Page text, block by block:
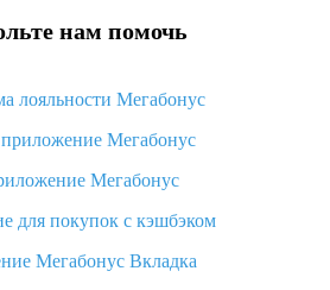
просит ввести паспортные
пришла посылка с Алиэкспресс
Алиэкспресс, когда вернут деньги?
Алиэкспресс, как их получить и
что это за метод доставки и
его отслеживать
нам помочь
лояльности Мегабонус
Мегабонус
Мегабонус
для покупок с кэшбэком
Мегабонус Вкладка